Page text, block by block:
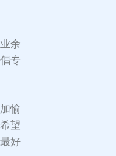
余
专
愉
望
好